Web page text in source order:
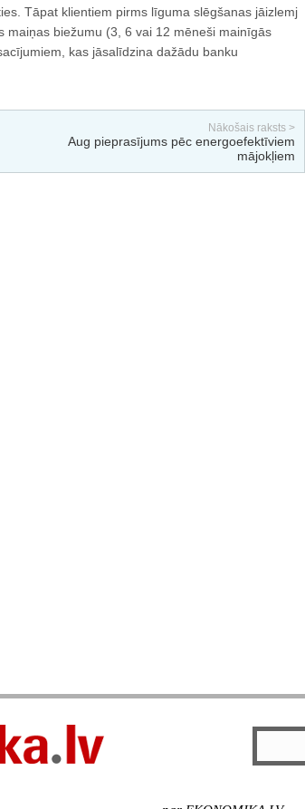
Tāpat klientiem pirms līguma slēgšanas jāizlemj
maiņas biežumu (3, 6 vai 12 mēneši mainīgās
kas jāsalīdzina dažādu banku
Nākošais raksts >
Aug pieprasījums pēc energoefektīviem
mājokļiem